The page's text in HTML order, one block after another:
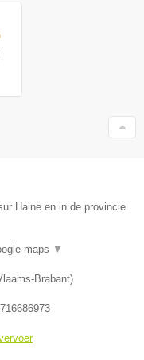
Haine en in de provincie
maps ▼
Brabant)